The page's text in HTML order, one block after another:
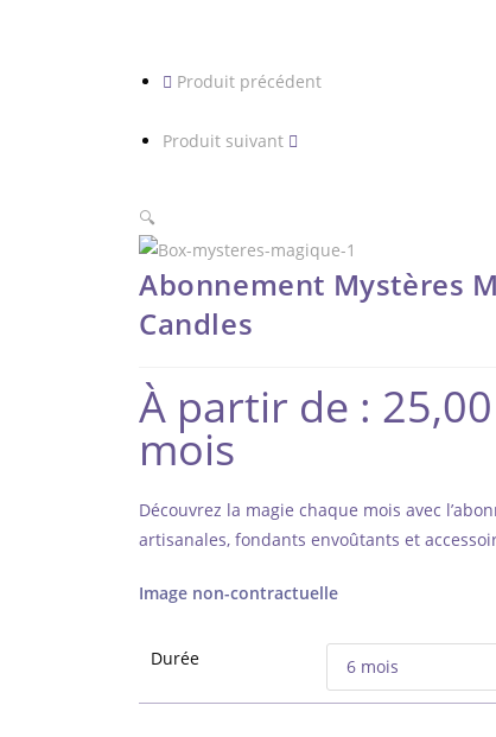
Produit précédent
Produit suivant
🔍
Abonnement Mystères
Candles
À partir de : 25,00
mois
Découvrez la magie chaque mois avec
artisanales, fondants envoûtants et
Image non-contractuelle
Durée